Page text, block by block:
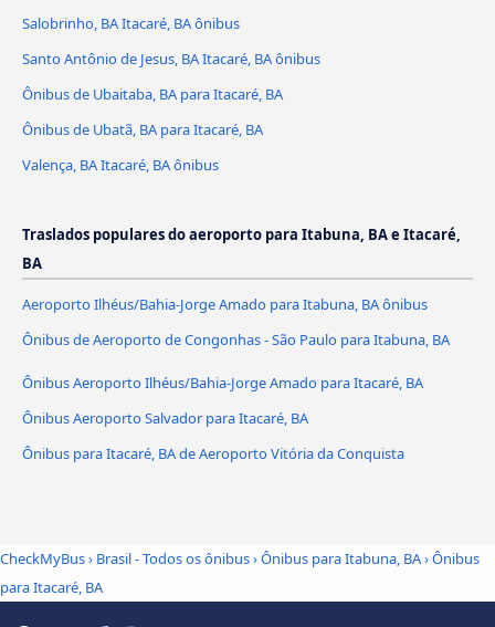
Salobrinho, BA Itacaré, BA ônibus
Santo Antônio de Jesus, BA Itacaré, BA ônibus
Ônibus de Ubaitaba, BA para Itacaré, BA
Ônibus de Ubatã, BA para Itacaré, BA
Valença, BA Itacaré, BA ônibus
Traslados populares do aeroporto para Itabuna, BA e Itacaré,
BA
Aeroporto Ilhéus/Bahia-Jorge Amado para Itabuna, BA ônibus
Ônibus de Aeroporto de Congonhas - São Paulo para Itabuna, BA
Ônibus Aeroporto Ilhéus/Bahia-Jorge Amado para Itacaré, BA
Ônibus Aeroporto Salvador para Itacaré, BA
Ônibus para Itacaré, BA de Aeroporto Vitória da Conquista
CheckMyBus› Brasil - Todos os ônibus›Ônibus para Itabuna, BA›Ônibus
para Itacaré, BA